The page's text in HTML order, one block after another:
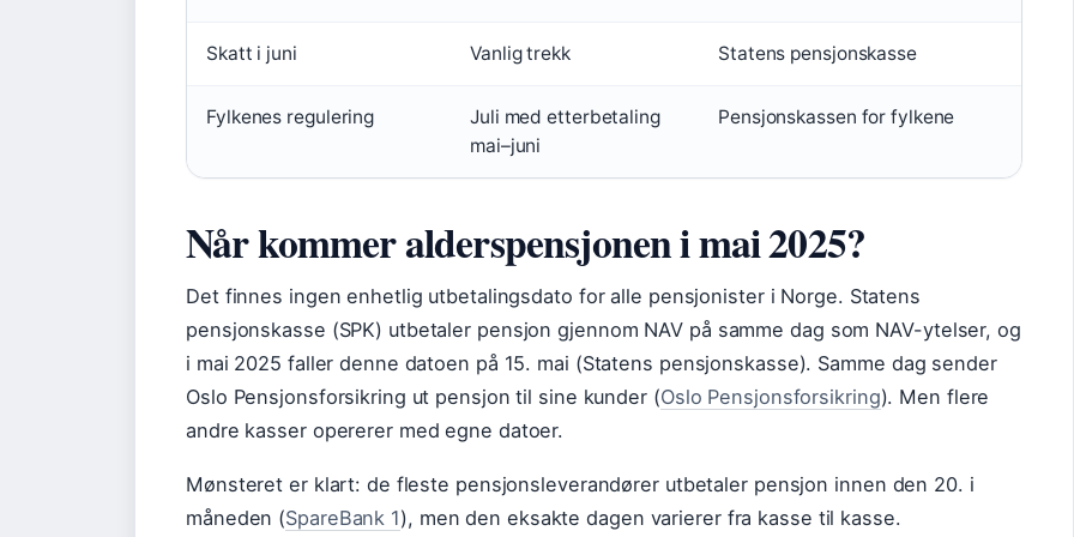
Skatt i juni Vanlig trekk Statens pensjonskasse
Fylkenes regulering
Juli med etterbetaling
mai–juni
Pensjonskassen for fylkene
Når kommer alderspensjonen i mai 2025?
Det finnes ingen enhetlig utbetalingsdato for alle pensjonister i Norge. Statens
pensjonskasse (SPK) utbetaler pensjon gjennom NAV på samme dag som NAV-ytelser, og
i mai 2025 faller denne datoen på 15. mai (Statens pensjonskasse). Samme dag sender
Oslo Pensjonsforsikring ut pensjon til sine kunder (Oslo Pensjonsforsikring). Men flere
andre kasser opererer med egne datoer.
Mønsteret er klart: de fleste pensjonsleverandører utbetaler pensjon innen den 20. i
måneden (SpareBank 1), men den eksakte dagen varierer fra kasse til kasse.